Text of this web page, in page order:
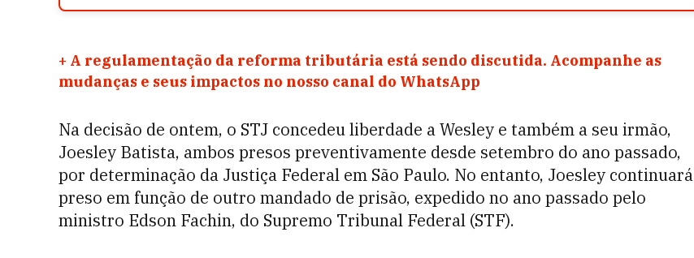
+ A regulamentação da reforma tributária está sendo discutida. Acompanhe as
mudanças e seus impactos no nosso canal do WhatsApp
Na decisão de ontem, o STJ concedeu liberdade a Wesley e também a seu irmão,
Joesley Batista, ambos presos preventivamente desde setembro do ano passado,
por determinação da Justiça Federal em São Paulo. No entanto, Joesley continuará
preso em função de outro mandado de prisão, expedido no ano passado pelo
ministro Edson Fachin, do Supremo Tribunal Federal (STF).